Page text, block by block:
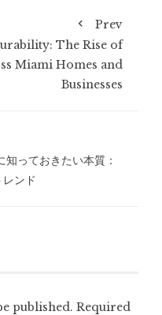
Prev
The Rise of
Miami Homes and
Businesses
っておきたい本質：
ンド
published. Required